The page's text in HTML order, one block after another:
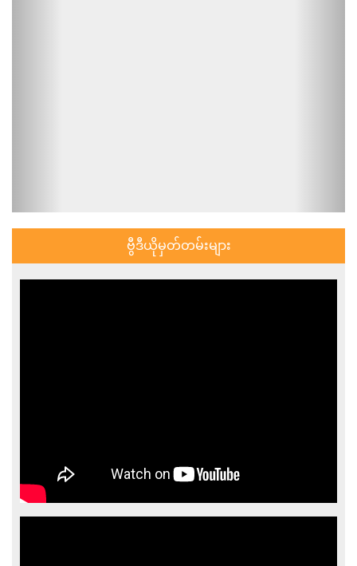
ဗွီဒီယိုမှတ်တမ်းများ